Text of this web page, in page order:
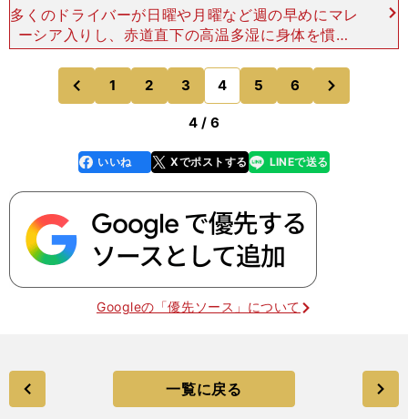
多くのドライバーが日曜や月曜など週の早めにマレ
ーシア入りし、赤道直下の高温多湿に身体を慣ら
す。シンガポールGPの後はそのまま東南アジアに
とどまり、バリ島やプーケット島などでバカンスを
兼ねてトレーニング
前
のページへ
1 2 3 4 5 6
のページへ
4 / 6
faceboo
k
いいね Xでポストする
line LINEで送る
Googleの「優先ソース」について
一覧に戻る